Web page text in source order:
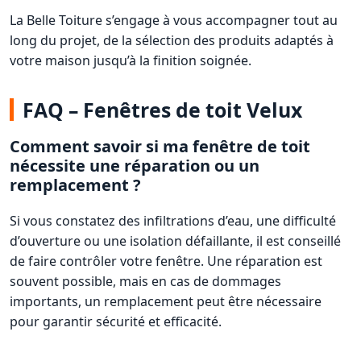
La Belle Toiture s’engage à vous accompagner tout au
long du projet, de la sélection des produits adaptés à
votre maison jusqu’à la finition soignée.
FAQ – Fenêtres de toit Velux
Comment savoir si ma fenêtre de toit
nécessite une réparation ou un
remplacement ?
Si vous constatez des infiltrations d’eau, une difficulté
d’ouverture ou une isolation défaillante, il est conseillé
de faire contrôler votre fenêtre. Une réparation est
souvent possible, mais en cas de dommages
importants, un remplacement peut être nécessaire
pour garantir sécurité et efficacité.